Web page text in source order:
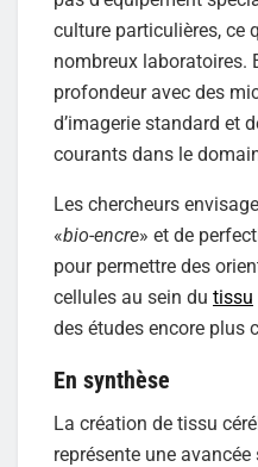
culture particulières, ce
nombreux laboratoires.
profondeur avec des
d’imagerie standard et
courants dans le
Les chercheurs
«bio-encre» et de
pour permettre des
cellules au sein du tissu
des études encore plus
En synthèse
La création de tissu
représente une